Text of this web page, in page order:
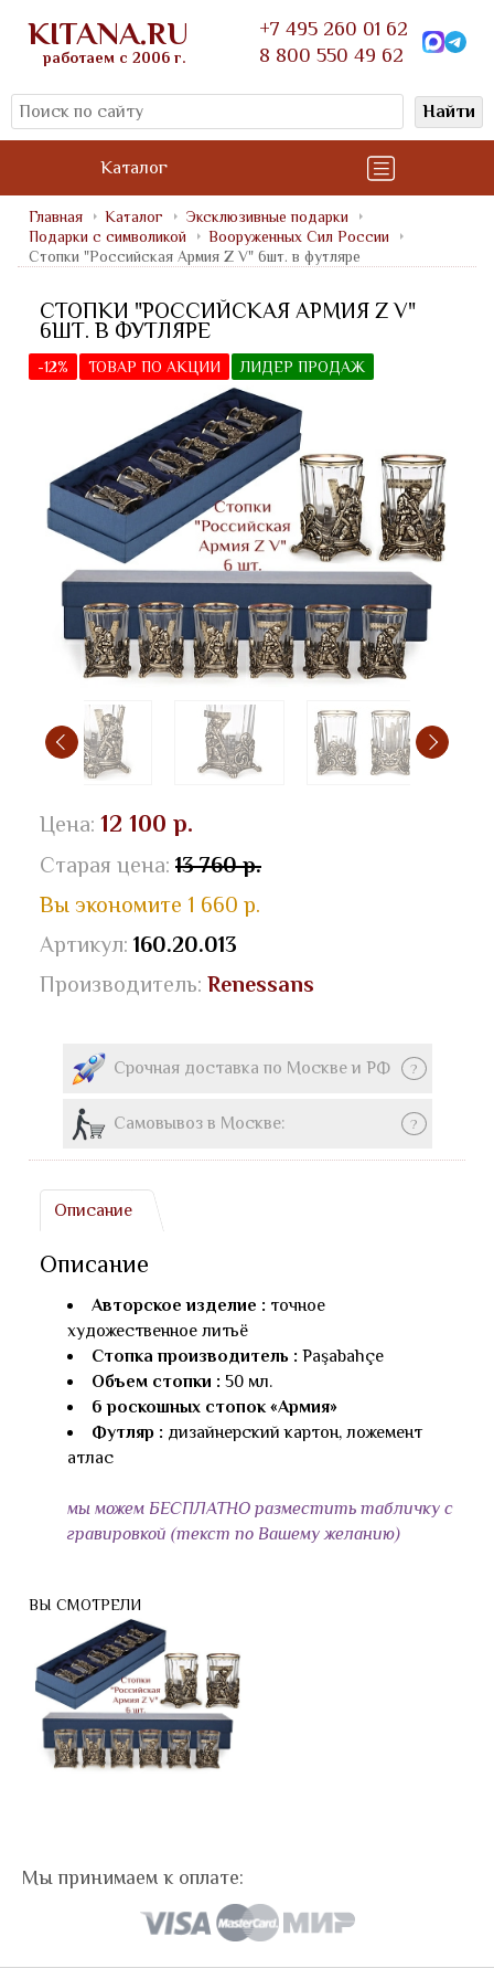
KITANA.RU
работаем с 2006 г.
+7 495 260 01 62
8 800 550 49 62
Найти
Каталог
Главная Каталог
Эксклюзивные подарки
Подарки с символикой
Вооруженных Сил России
Стопки "Российская Армия Z V" 6шт. в футляре
СТОПКИ "РОССИЙСКАЯ АРМИЯ Z V"
6ШТ. В ФУТЛЯРЕ
-12% ТОВАР ПО АКЦИИ ЛИДЕР ПРОДАЖ
Цена: 12 100 р.
Старая цена: 13 760 р.
Вы экономите 1 660 р.
Артикул: 160.20.013
Производитель: Renessans
Срочная доставка по Москве и РФ ?
Самовывоз в Москве: ?
Описание
Описание
Авторское изделие : точное
художественное литьё
Стопка производитель : Paşabahçe
Объем стопки : 50 мл.
6 роскошных стопок «Армия»
Футляр : дизайнерский картон, ложемент
атлас
мы можем БЕСПЛАТНО разместить табличку с
гравировкой (текст по Вашему желанию)
ВЫ СМОТРЕЛИ
Мы принимаем к оплате: